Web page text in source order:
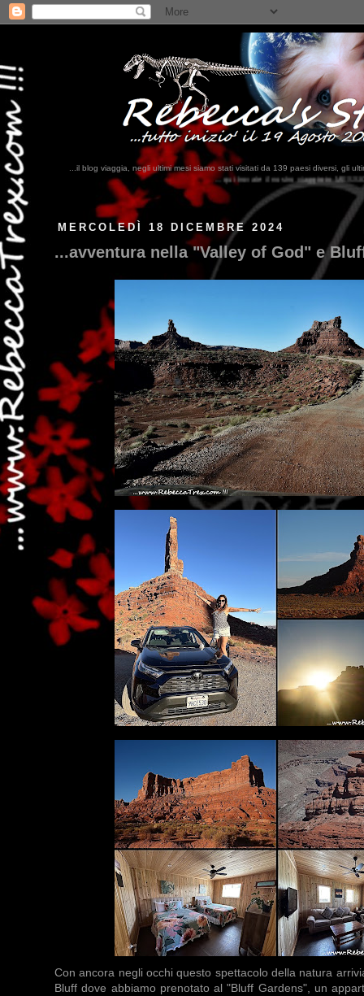
...il blog viaggia, negli ultimi mesi siamo stati visitati da 139 paesi diversi, gli
...qui trovate il nostro viaggio in MESSICO 2023...clikka qui !!!
MERCOLEDÌ 18 DICEMBRE 2024
...avventura nella "Valley of God" e
Con ancora negli occhi questo spettacolo della natura
Bluff dove abbiamo prenotato al "Bluff Gardens", un